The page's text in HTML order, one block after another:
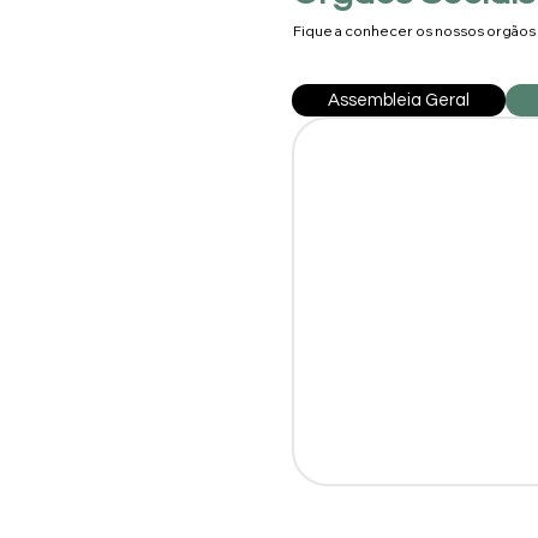
Fique a conhecer os nossos orgãos
Assembleia Geral